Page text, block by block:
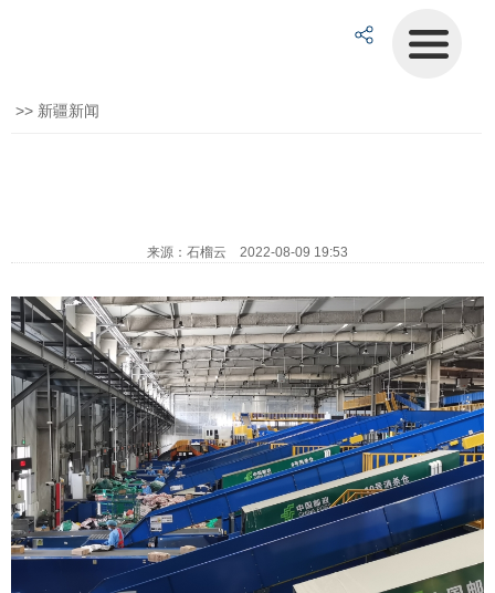
>> 新疆新闻
来源：石榴云 2022-08-09 19:53